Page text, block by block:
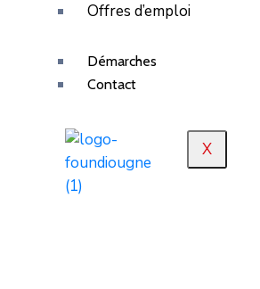
Offres d’emploi
Démarches
Contact
X